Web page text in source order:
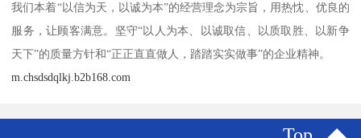
我们本着“以信为天，以诚为本”的经营理念为宗旨，用热忱、优良的
服务，让顾客满意。坚守“以人为本、以诚取信、以质取胜、以新争
天下”的质量方针和“正正直直做人，踏踏实实做事”的企业精神。
m.chsdsdqlkj.b2b168.com